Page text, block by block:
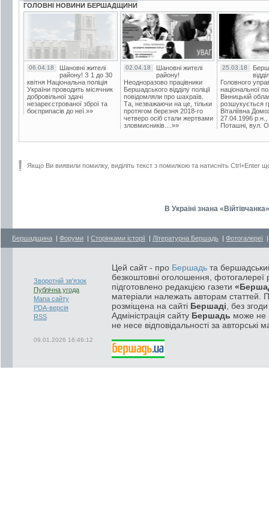
ГОЛОВНІ НОВИНИ БЕРШАДЩИНИ
06.04.18
Шановні жителі
району! З 1 до 30
квітня Національна поліція
України проводить місячник
добровільної здачі
незареєстрованої зброї та
боєприпасів до неї.»»
02.04.18
Шановні жителі
району!
Неодноразово працівники
Бершадського відділу поліції
повідомляли про шахраїв.
Та, незважаючи на це, тільки
протягом березня 2018-го
четверо осіб стали жертвами
зловмисників....»»
25.03.18
Головного
національної
Вінницькій
розшукується
Віталіївна
27.04.1996 р.н.,
Поташні, вул.
Якщо Ви виявили помилку, виділіть текст з помилкою та натисніть Ctrl+Enter
В Україні знана
Бершадщина | Форуми | Сторінками історії | Літературна Бершадь | Фотогалереї
Зворотній зв'язок
Публічна угода
Мапа сайту
PDA-версія
RSS
09.01.2026 16:46:12
Цей сайт - про Бершадь та
безкоштовні оголошення, фотогалереї
підготовлено редакцією газети
матеріали належать авторам статтей.
розміщена на сайті Бершаді , без
Адміністрація сайту Бершадь може не
не несе відповідальності за авторські